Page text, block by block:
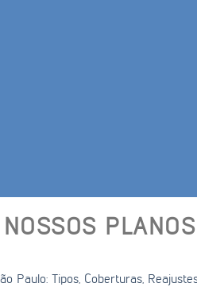
PLANOS
Paulo: Tipos, Coberturas,